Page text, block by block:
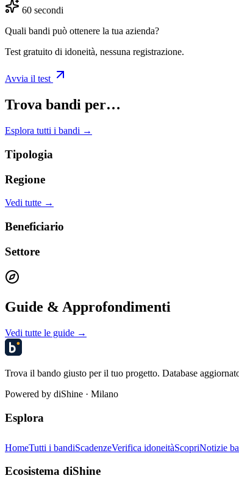
60 secondi
Quali bandi può ottenere la tua azienda?
Test gratuito di idoneità, nessuna registrazione.
Avvia il test
Trova bandi per…
Esplora tutti i bandi →
Tipologia
Regione
Vedi tutte →
Beneficiario
Settore
Guide & Approfondimenti
Vedi tutte le guide →
Trova il bando giusto per il tuo progetto. Database
Powered by diShine · Milano
Esplora
HomeTutti i bandiScadenzeVerifica idoneitàScopriNotizie
Ecosistema diShine